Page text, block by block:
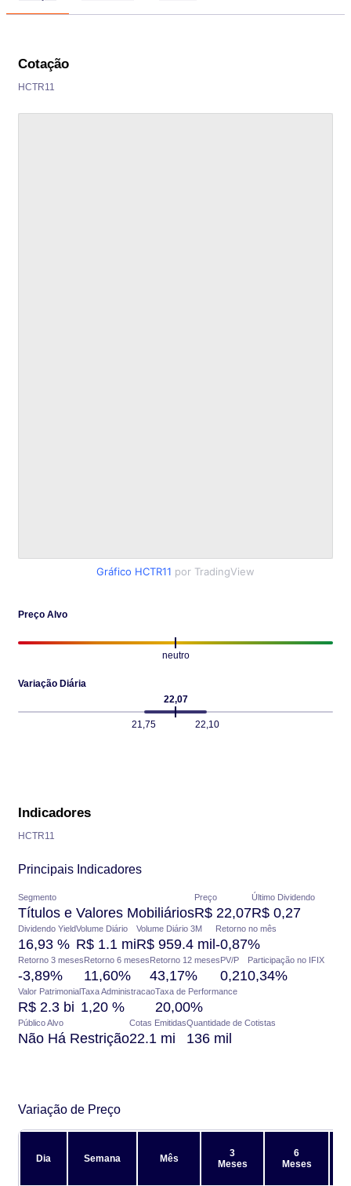
Cotação
HCTR11
Gráfico HCTR11 por TradingView
Preço Alvo
neutro
Variação Diária
22,07
21,75 22,10
Indicadores
HCTR11
Principais Indicadores
Segmento
Títulos e Valores Mobiliários
Preço
R$ 22,07
Último Dividendo
R$ 0,27
Dividendo Yield
16,93 %
Volume Diário
R$ 1.1 mi
Volume Diário 3M
R$ 959.4 mil
Retorno no mês
-0,87%
Retorno 3 meses
-3,89%
Retorno 6 meses
11,60%
Retorno 12 meses
43,17%
PV/P
0,21
Participação no IFIX
0,34%
Valor Patrimonial
R$ 2.3 bi
Taxa Administracao
1,20 %
Taxa de Performance
20,00%
Público Alvo
Não Há Restrição
Cotas Emitidas
22.1 mi
Quantidade de Cotistas
136 mil
Variação de Preço
Dia Semana Mês
3
Meses
6
Meses